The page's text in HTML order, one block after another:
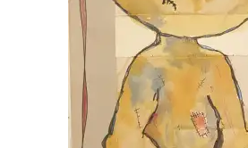
News